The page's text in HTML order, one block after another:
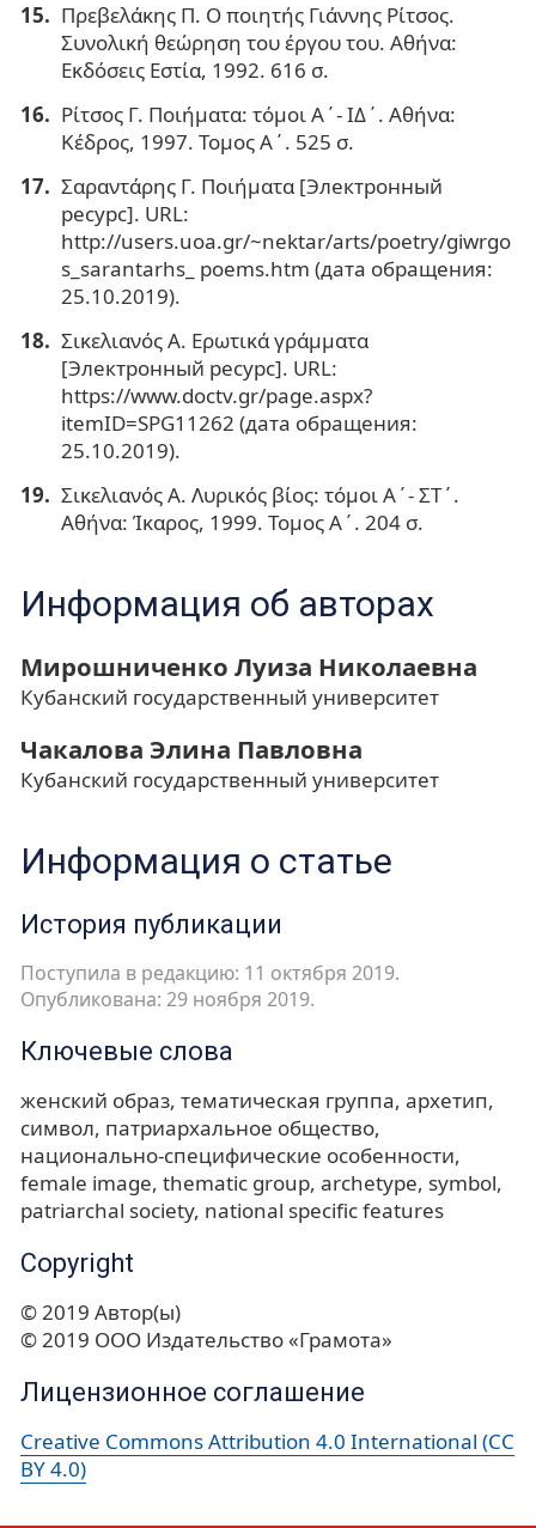
Πρεβελάκης Π. Ο ποιητής Γιάννης Ρίτσος.
Συνολική θεώρηση του έργου του. Αθήνα:
Εκδόσεις Εστία, 1992. 616 σ.
Ρίτσος Γ. Ποιήματα: τόμοι Α΄- ΙΔ΄. Αθήνα:
Κέδρος, 1997. Τομος Α΄. 525 σ.
Σαραντάρης Γ. Ποιήματα [Электронный
ресурс]. URL:
http://users.uoa.gr/~nektar/arts/poetry/giwrgo
s_sarantarhs_ poems.htm (дата обращения:
25.10.2019).
Σικελιανός Α. Ερωτικά γράμματα
[Электронный ресурс]. URL:
https://www.doctv.gr/page.aspx?
itemID=SPG11262 (дата обращения:
25.10.2019).
Σικελιανός Α. Λυρικός βίος: τόμοι Α΄- ΣΤ΄.
Αθήνα: Ίκαρος, 1999. Τομος Α΄. 204 σ.
Информация об авторах
Мирошниченко Луиза Николаевна
Кубанский государственный университет
Чакалова Элина Павловна
Кубанский государственный университет
Информация о статье
История публикации
Поступила в редакцию: 11 октября 2019.
Опубликована: 29 ноября 2019.
Ключевые слова
женский образ тематическая группа архетип
символ патриархальное общество
национально-специфические особенности
female image thematic group archetype symbol
patriarchal society national specific features
Copyright
© 2019 Автор(ы)
© 2019 ООО Издательство «Грамота»
Лицензионное соглашение
Creative Commons Attribution 4.0 International (CC
BY 4.0)